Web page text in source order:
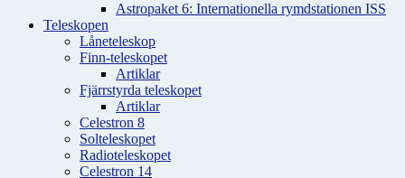
Astropaket 6: Internationella rymdstationen ISS
Teleskopen
Låneteleskop
Finn-teleskopet
Artiklar
Fjärrstyrda teleskopet
Artiklar
Celestron 8
Solteleskopet
Radioteleskopet
Celestron 14